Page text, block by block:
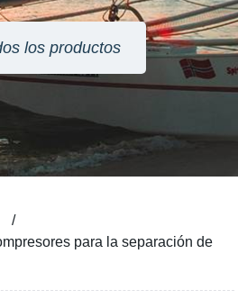
los productos
para la separación de